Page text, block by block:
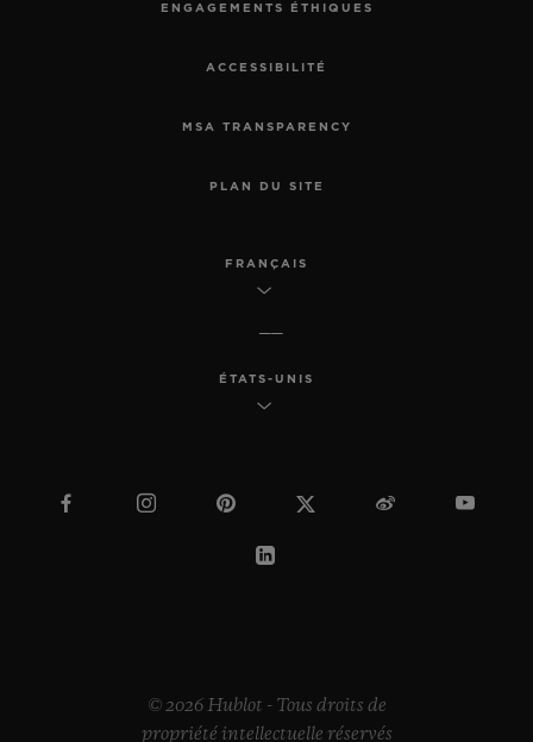
ENGAGEMENTS ÉTHIQUES
ACCESSIBILITÉ
MSA TRANSPARENCY
PLAN DU SITE
FRANÇAIS
ÉTATS-UNIS
© 2026 Hublot - Tous droits de
propriété intellectuelle réservés